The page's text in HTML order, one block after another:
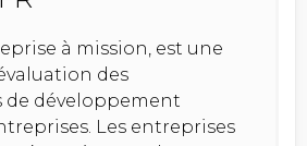
à mission, est une
des
de développement
Les entreprises